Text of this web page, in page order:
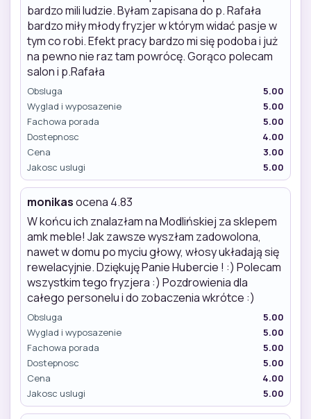
bardzo mili ludzie. Byłam zapisana do p. Rafała
bardzo miły młody fryzjer w którym widać pasje w
tym co robi. Efekt pracy bardzo mi się podoba i już
na pewno nie raz tam powrócę. Gorąco polecam
salon i p.Rafała
Obsluga
5.00
Wyglad i wyposazenie
5.00
Fachowa porada
5.00
Dostepnosc
4.00
Cena
3.00
Jakosc uslugi
5.00
monikasocena 4.83
W końcu ich znalazłam na Modlińskiej za sklepem
amk meble! Jak zawsze wyszłam zadowolona,
nawet w domu po myciu głowy, włosy układają się
rewelacyjnie. Dziękuję Panie Hubercie ! :) Polecam
wszystkim tego fryzjera :) Pozdrowienia dla
całego personelu i do zobaczenia wkrótce :)
Obsluga
5.00
Wyglad i wyposazenie
5.00
Fachowa porada
5.00
Dostepnosc
5.00
Cena
4.00
Jakosc uslugi
5.00